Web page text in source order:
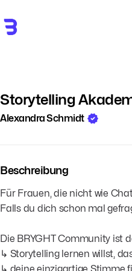
Storytelling
Alexandra Schmidt
Beschreibung
Für Frauen, die nicht wie
Falls du dich schon mal
Die BRYGHT Community ist
↳ Storytelling lernen willst,